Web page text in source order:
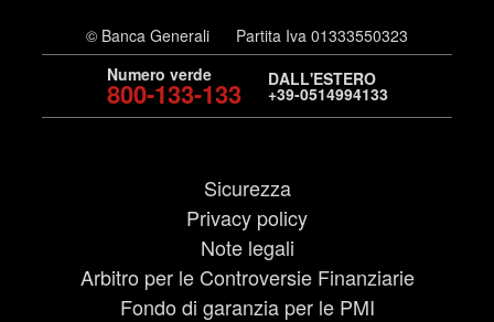
© Banca Generali
Partita Iva 01333550323
Numero verde
800-133-133 DALL'ESTERO
+39-0514994133
Sicurezza
Privacy policy
Note legali
Arbitro per le Controversie Finanziarie
Fondo di garanzia per le PMI